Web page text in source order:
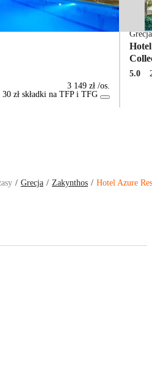
3 149 zł /os.
zł składki na TFP i TFG
Grecja
5.0
Grecja Zakynthos Hotel Azure